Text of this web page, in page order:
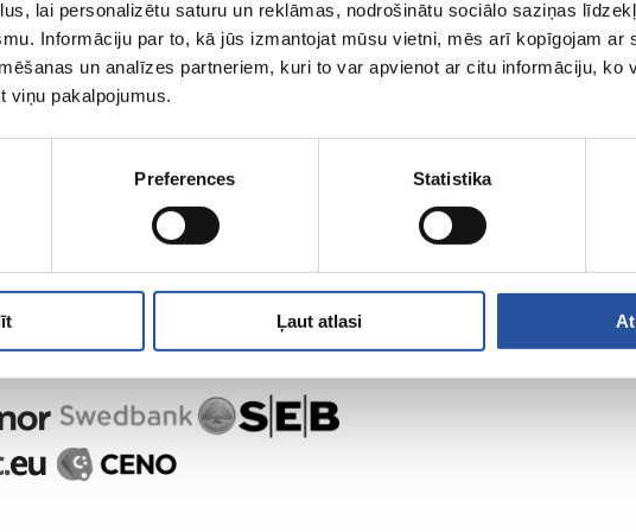
lai personalizētu saturu un reklāmas, nodrošinātu sociālo saziņas
Informāciju par to, kā jūs izmantojat mūsu vietni, mēs arī kopīgojam ar
un analīzes partneriem, kuri to var apvienot ar citu informāciju, ko
viņu pakalpojumus.
Preferences Statistika
Ļaut atlasi